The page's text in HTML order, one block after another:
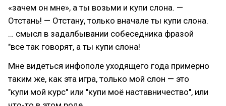
«зачем он мне», а ты возьми и купи слона. —
Отстань! — Отстану, только вначале ты купи слона.
… смысл в задалбывании собеседника фразой
"все так говорят, а ты купи слона!
Мне видеться инфополе уходящего года примерно
таким же, как эта игра, только мой слон — это
"купи мой курс" или "купи моё наставничество", или